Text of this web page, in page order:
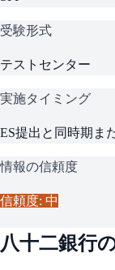
受験形式
テストセンター
実施タイミング
ES提出と同時期ま
情報の信頼度
信頼度: 中
八十二銀行